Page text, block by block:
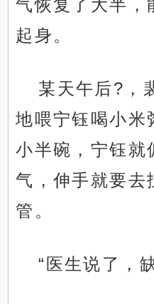
气恢复了大半，
起身。
某天午后?，
地喂宁钰喝小米
小半碗，宁钰就
气，伸手就要去
管。
“医生说了，